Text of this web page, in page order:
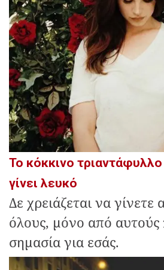
Το κόκκινο
γίνει λευκό
Δε χρειάζεται να γίνετε
όλους, μόνο από
σημασία για εσάς.